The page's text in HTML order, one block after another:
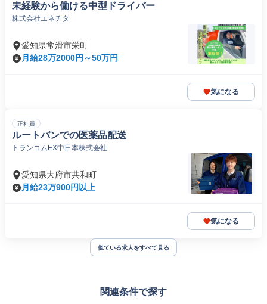
未経験から働ける中型ドライバー
株式会社エネチタ
愛知県常滑市栄町
月給28万2000円～50万円
気になる
正社員
ルートバンでの医薬品配送
トランコムEX中日本株式会社
愛知県大府市共和町
月給23万900円以上
気になる
似ている求人をすべて見る
関連条件で探す